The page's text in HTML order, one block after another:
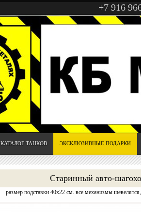
+7 916
КАТАЛОГ ТАНКОВ ЭКСКЛЮЗИВНЫЕ ПОДАРКИ
Старинный авто-
размер подставки 40х22 см. все механизмы